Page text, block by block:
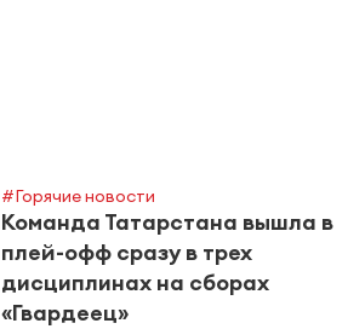
#Горячие новости
Команда Татарстана вышла в
плей-офф сразу в трех
дисциплинах на сборах
«Гвардеец»